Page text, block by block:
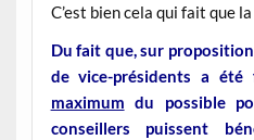
C’est bien cela qui fait que
Du fait que, sur
de vice-présidents a été
maximum du possible
conseillers puissent